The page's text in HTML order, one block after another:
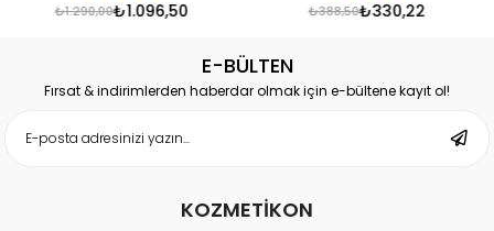
₺388,50 ₺468,00
E-BÜLTEN
Fırsat & indirimlerden haberdar olmak için e-bültene kayıt ol!
KOZMETİKON